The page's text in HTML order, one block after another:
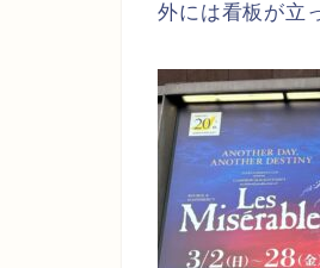
外には看板が立